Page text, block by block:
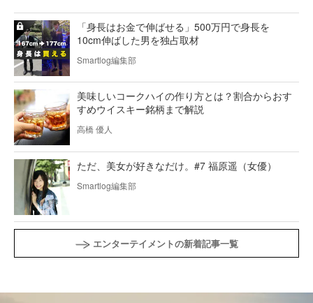
「身長はお金で伸ばせる」500万円で身長を
10cm伸ばした男を独占取材
Smartlog編集部
美味しいコークハイの作り方とは？割合からおす
すめウイスキー銘柄まで解説
高橋 優人
ただ、美女が好きなだけ。#7 福原遥（女優）
Smartlog編集部
エンターテイメントの新着記事一覧